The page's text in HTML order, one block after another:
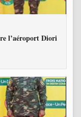
l’aéroport Diori